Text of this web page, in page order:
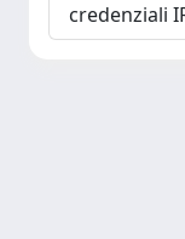
credenziali